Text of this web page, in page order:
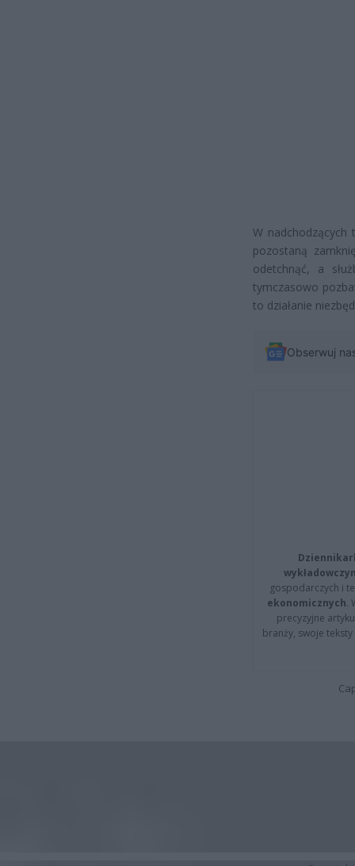
W
pozostaną
odetchnąć, a
tymczasowo
to działanie
Obserwuj
gospodarczych i
ekonomicznych.
precyzyjne
branży, swoje